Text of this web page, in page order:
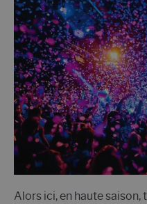
Alors ici, en haute saison,